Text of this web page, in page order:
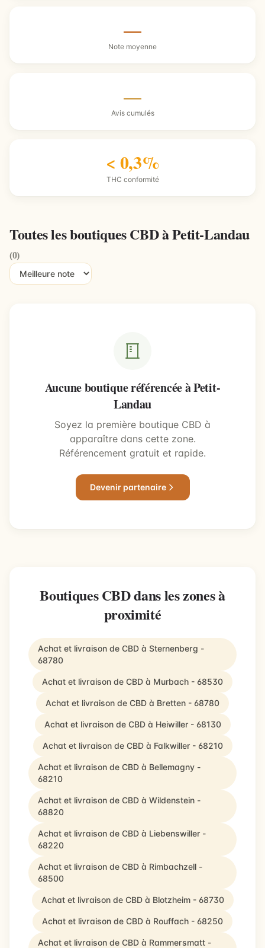
—
Note moyenne
—
Avis cumulés
< 0,3%
THC conformité
Toutes les boutiques CBD à Petit-Landau
(0)
Aucune boutique référencée à Petit-
Landau
Soyez la première boutique CBD à
apparaître dans cette zone.
Référencement gratuit et rapide.
Devenir partenaire
Boutiques CBD dans les zones à
proximité
Achat et livraison de CBD à Sternenberg -
68780
Achat et livraison de CBD à Murbach - 68530
Achat et livraison de CBD à Bretten - 68780
Achat et livraison de CBD à Heiwiller - 68130
Achat et livraison de CBD à Falkwiller - 68210
Achat et livraison de CBD à Bellemagny -
68210
Achat et livraison de CBD à Wildenstein -
68820
Achat et livraison de CBD à Liebenswiller -
68220
Achat et livraison de CBD à Rimbachzell -
68500
Achat et livraison de CBD à Blotzheim - 68730
Achat et livraison de CBD à Rouffach - 68250
Achat et livraison de CBD à Rammersmatt -